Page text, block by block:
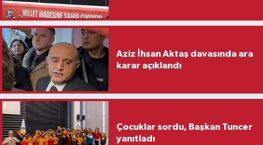
Aziz İhsan Aktaş davasında ara
karar açıklandı
Çocuklar sordu, Başkan Tuncer
yanıtladı